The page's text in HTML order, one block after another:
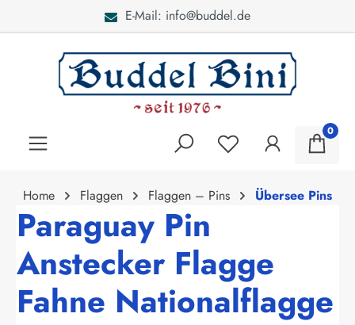
E-Mail: info@buddel.de
0
Home Flaggen Flaggen – Pins Übersee Pins
Paraguay Pin
Anstecker Flagge
Fahne Nationalflagge